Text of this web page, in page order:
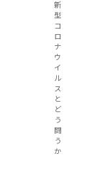
新
型
コ
ロ
ナ
ウ
イ
ル
ス
と
ど
う
闘
う
か